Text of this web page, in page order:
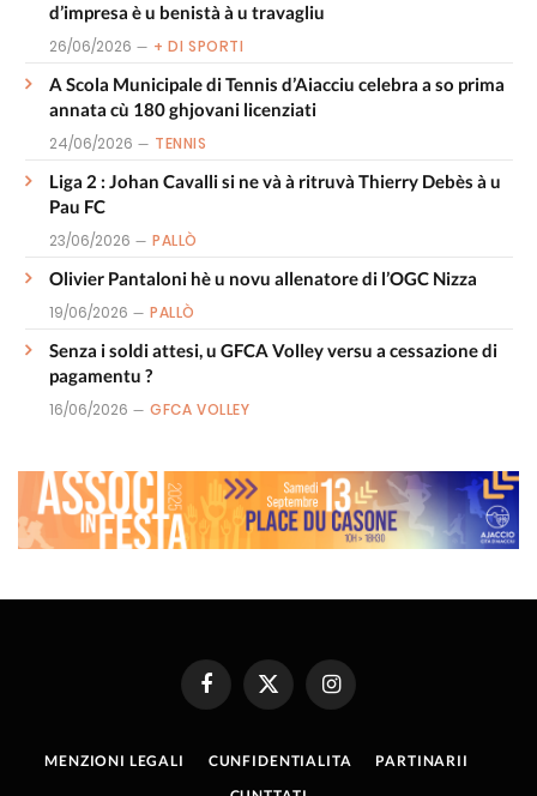
d’impresa è u benistà à u travagliu
26/06/2026 + DI SPORTI
A Scola Municipale di Tennis d’Aiacciu celebra a so prima
annata cù 180 ghjovani licenziati
24/06/2026 TENNIS
Liga 2 : Johan Cavalli si ne và à ritruvà Thierry Debès à u
Pau FC
23/06/2026 PALLÒ
Olivier Pantaloni hè u novu allenatore di l’OGC Nizza
19/06/2026 PALLÒ
Senza i soldi attesi, u GFCA Volley versu a cessazione di
pagamentu ?
16/06/2026 GFCA VOLLEY
FacebookX
Instagram
MENZIONI LEGALI CUNFIDENTIALITA
PARTINARII